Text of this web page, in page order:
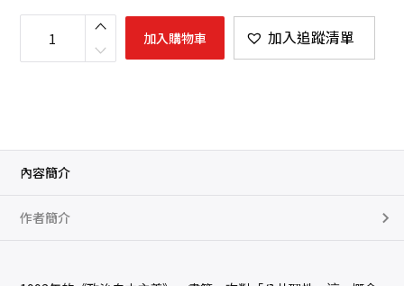
萬
數
加入購物車 加入追蹤清單
內容簡介
作者簡介